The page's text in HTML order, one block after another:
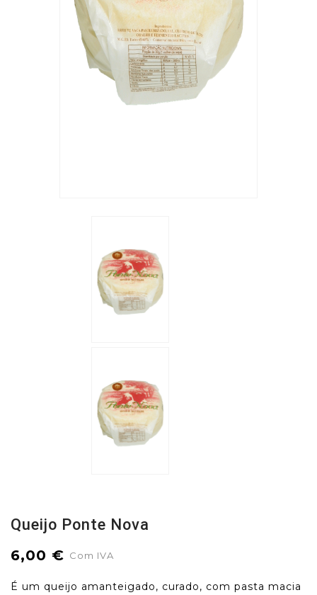
Queijo Ponte Nova
6,00 € Com IVA
É um queijo amanteigado, curado, com pasta macia